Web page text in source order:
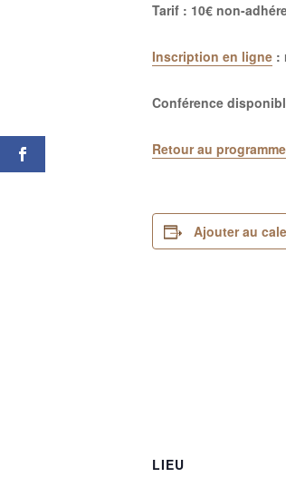
Tarif : 10€ non-
Inscription en ligne :
Conférence
Retour au
Ajouter au
LIEU